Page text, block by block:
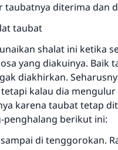
taubatnya diterima dan
taubat
shalat ini ketika
yang diakuinya. Baik
diakhirkan.
kalau dia
karena taubat tetap
penghalang berikut ini:
di tenggorokan.